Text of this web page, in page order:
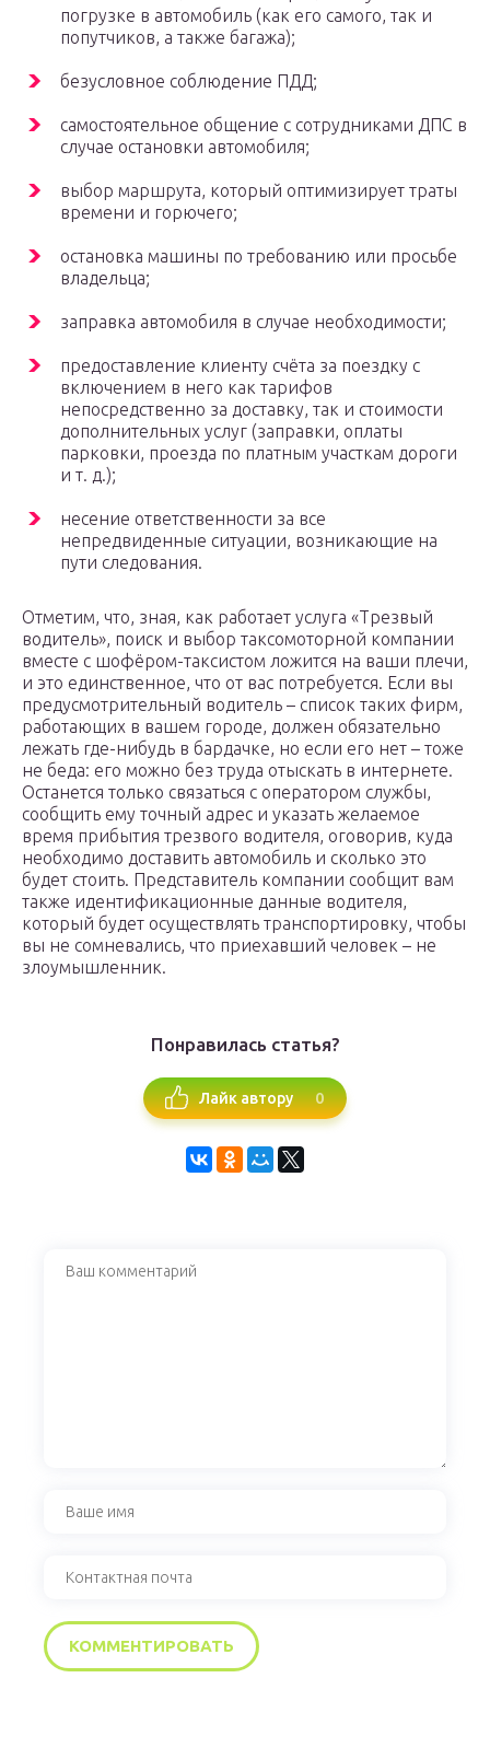
погрузке в автомобиль (как его самого, так и
попутчиков, а также багажа);
безусловное соблюдение ПДД;
самостоятельное общение с сотрудниками ДПС в
случае остановки автомобиля;
выбор маршрута, который оптимизирует траты
времени и горючего;
остановка машины по требованию или просьбе
владельца;
заправка автомобиля в случае необходимости;
предоставление клиенту счёта за поездку с
включением в него как тарифов
непосредственно за доставку, так и стоимости
дополнительных услуг (заправки, оплаты
парковки, проезда по платным участкам дороги
и т. д.);
несение ответственности за все
непредвиденные ситуации, возникающие на
пути следования.
Отметим, что, зная, как работает услуга «Трезвый
водитель», поиск и выбор таксомоторной компании
вместе с шофёром-таксистом ложится на ваши плечи,
и это единственное, что от вас потребуется. Если вы
предусмотрительный водитель – список таких фирм,
работающих в вашем городе, должен обязательно
лежать где-нибудь в бардачке, но если его нет – тоже
не беда: его можно без труда отыскать в интернете.
Останется только связаться с оператором службы,
сообщить ему точный адрес и указать желаемое
время прибытия трезвого водителя, оговорив, куда
необходимо доставить автомобиль и сколько это
будет стоить. Представитель компании сообщит вам
также идентификационные данные водителя,
который будет осуществлять транспортировку, чтобы
вы не сомневались, что приехавший человек – не
злоумышленник.
Понравилась статья?
Лайк автору 0